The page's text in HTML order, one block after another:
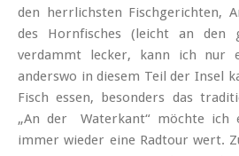
den herrlichsten Fischgerichten,
des Hornfisches (leicht an den
verdammt lecker, kann ich nur
anderswo in diesem Teil der Insel
Fisch essen, besonders das
„An der Waterkant“ möchte ich
immer wieder eine Radtour wert.